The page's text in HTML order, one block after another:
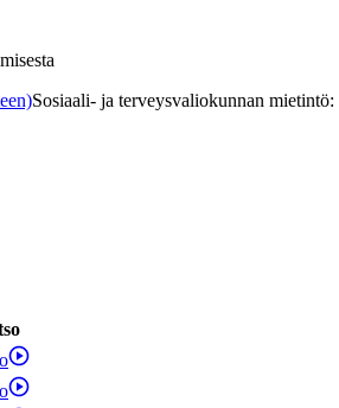
Sosiaali- ja terveysvaliokunnan mietintö: